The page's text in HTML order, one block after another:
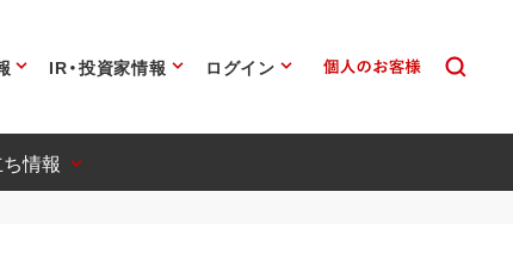
IR・投資家情報 ログイン
情報